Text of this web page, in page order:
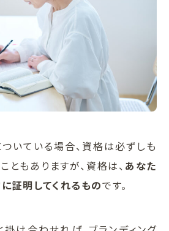
いている場合、資格は必ずしも
ともありますが、資格は、 あなた
証明してくれるものです。